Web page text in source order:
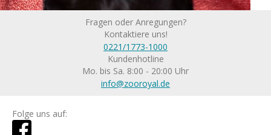
Fragen oder Anregungen?
Kontaktiere uns!
0221/1773-1000
Kundenhotline
Mo. bis Sa. 8:00 - 20:00 Uhr
info@zooroyal.de
Folge uns auf: